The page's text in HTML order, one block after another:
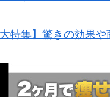
特集】驚きの効果や